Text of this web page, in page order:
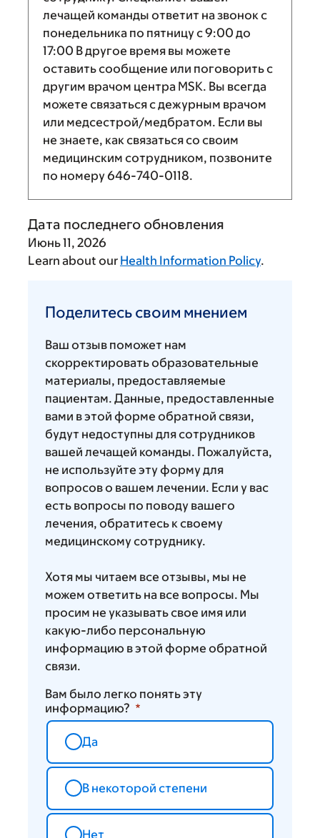
лечащей команды ответит на звонок с
понедельника по пятницу с9:00 до
17:00 В другое время вы можете
оставить сообщение или поговорить с
другим врачом центра MSK. Вы всегда
можете связаться с дежурным врачом
или медсестрой/медбратом. Если вы
не знаете, как связаться со своим
медицинским сотрудником, позвоните
по номеру646-740-0118.
Дата последнего обновления
Июнь 11, 2026
Learn about our Health Information Policy.
своим
Поделитесь своим мнением
Ваш отзыв поможет нам
скорректировать образовательные
материалы, предоставляемые
пациентам. Данные, предоставленные
вами в этой форме обратной связи,
будут недоступны для сотрудников
вашей лечащей команды. Пожалуйста,
не используйте эту форму для
вопросов о вашем лечении. Если у вас
есть вопросы по поводу вашего
лечения, обратитесь к своему
медицинскому сотруднику.
Хотя мы читаем все отзывы, мы не
можем ответить на все вопросы. Мы
просим не указывать свое имя или
какую-либо персональную
информацию в этой форме обратной
связи.
Вам было легко понять эту
информацию?
Да
В некоторой степени
Нет